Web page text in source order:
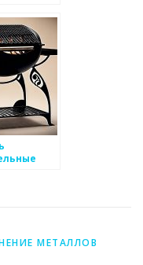
сфере
МЕТАЛЛОВ